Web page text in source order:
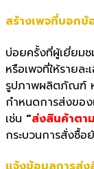
สร้างเพจที่บอก
บ่อยครั้งที่ผู้เยี่ยม
หรือเพจที่ให้รายล
รูปภาพผลิตภัณฑ์
กำหนดการส่งขอ
เช่น “ส่งสินค้าตา
กระบวนการสั่งซื้อยั